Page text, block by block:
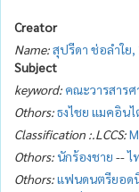
Creator
Name:สุปรีดา ช่อลำใย,
Subject
keyword: คณะวารสาร
Othors:ธงไชย แมคอินไ
Classification :.LCCS:
Othors:นักร้องชาย --ไ
Othors:แฟนดนตรียอด